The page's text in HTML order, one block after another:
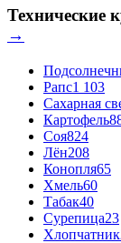
Технические
→
Рапс1 103
Сахарная
Картофель
Соя824
Лён208
Конопля65
Хмель60
Табак40
Сурепица23
Хлопчатник